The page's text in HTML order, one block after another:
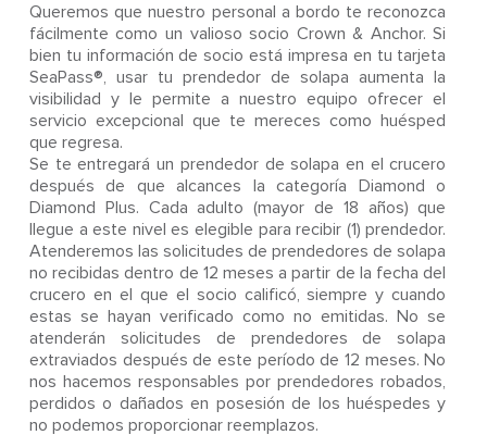
Queremos que nuestro personal a bordo te reconozca
fácilmente como un valioso socio Crown & Anchor. Si
bien tu información de socio está impresa en tu tarjeta
SeaPass®, usar tu prendedor de solapa aumenta la
visibilidad y le permite a nuestro equipo ofrecer el
servicio excepcional que te mereces como huésped
que regresa.
Se te entregará un prendedor de solapa en el crucero
después de que alcances la categoría Diamond o
Diamond Plus. Cada adulto (mayor de 18 años) que
llegue a este nivel es elegible para recibir (1) prendedor.
Atenderemos las solicitudes de prendedores de solapa
no recibidas dentro de 12 meses a partir de la fecha del
crucero en el que el socio calificó, siempre y cuando
estas se hayan verificado como no emitidas. No se
atenderán solicitudes de prendedores de solapa
extraviados después de este período de 12 meses. No
nos hacemos responsables por prendedores robados,
perdidos o dañados en posesión de los huéspedes y
no podemos proporcionar reemplazos.